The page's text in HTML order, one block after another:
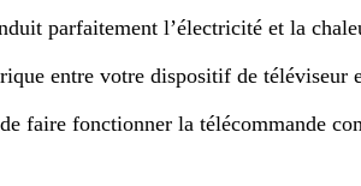
parfaitement l’électricité et la
entre votre dispositif de
faire fonctionner la télécommande